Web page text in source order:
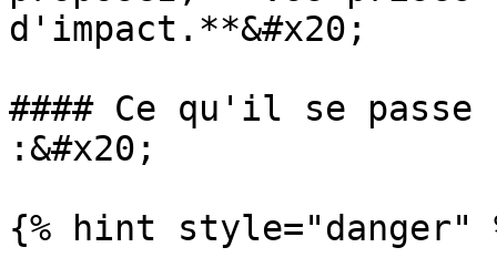
d'impact.**&#x20;
#### Ce qu'il se
:&#x20;
{% hint style="danger"